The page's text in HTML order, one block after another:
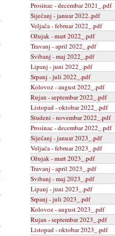
Prosinac - decembar 2021_.pdf
Siječanj - januar 2022..pdf
Veljača - februar 2022_.pdf
Ožujak - mart 2022_.pdf
Travanj - april 2022_.pdf
Svibanj - maj 2022_.pdf
Lipanj - juni 2022_.pdf
Srpanj - juli 2022_.pdf
Kolovoz - august 2022_.pdf
Rujan - septembar 2022_.pdf
Listopad - oktobar 2022_.pdf
Studeni - novembar 2022_.pdf
Prosinac - decembar 2022_.pdf
Siječanj - januar 2023_.pdf
Veljača - februar 2023_.pdf
Ožujak - mart 2023_.pdf
Travanj - april 2023_.pdf
Svibanj - maj 2023_.pdf
Lipanj - juni 2023_.pdf
Srpanj - juli 2023_.pdf
Kolovoz - august 2023_.pdf
Rujan - septembar 2023_.pdf
Listopad - oktobar 2023_.pdf